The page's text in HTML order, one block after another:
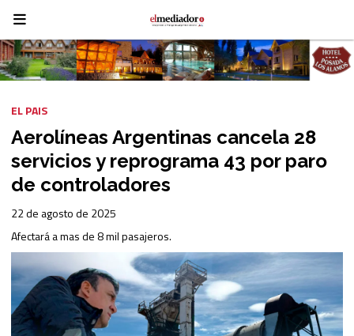
Aerolíneas Argentinas cancela 28
servicios y reprograma 43 por paro
de controladores
Afectará a mas de 8 mil pasajeros.
EL PAIS
22 de agosto de 2025